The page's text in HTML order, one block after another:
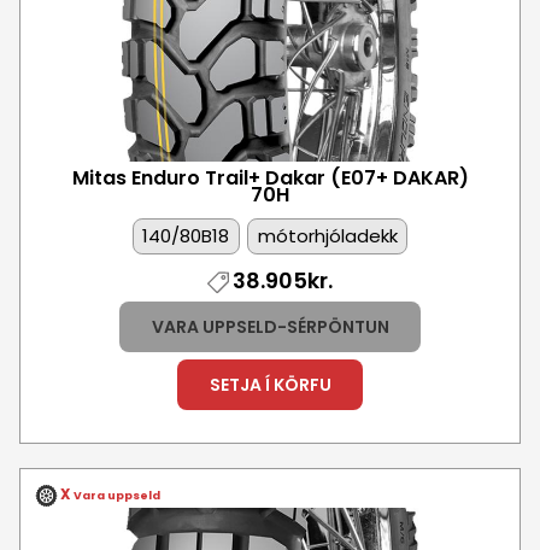
Mitas Enduro Trail+ Dakar (E07+ DAKAR)
70H
140/80B18 mótorhjóladekk
38.905kr.
VARA UPPSELD-SÉRPÖNTUN
SETJA Í KÖRFU
X Vara uppseld